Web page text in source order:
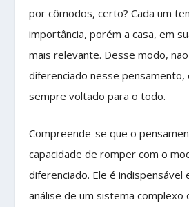
por cômodos, certo? Cada um
importância, porém a casa, em
mais relevante. Desse modo,
diferenciado nesse
sempre voltado para o todo.
Compreende-se que o
capacidade de romper com o
diferenciado. Ele é indispensável
análise de um sistema complexo